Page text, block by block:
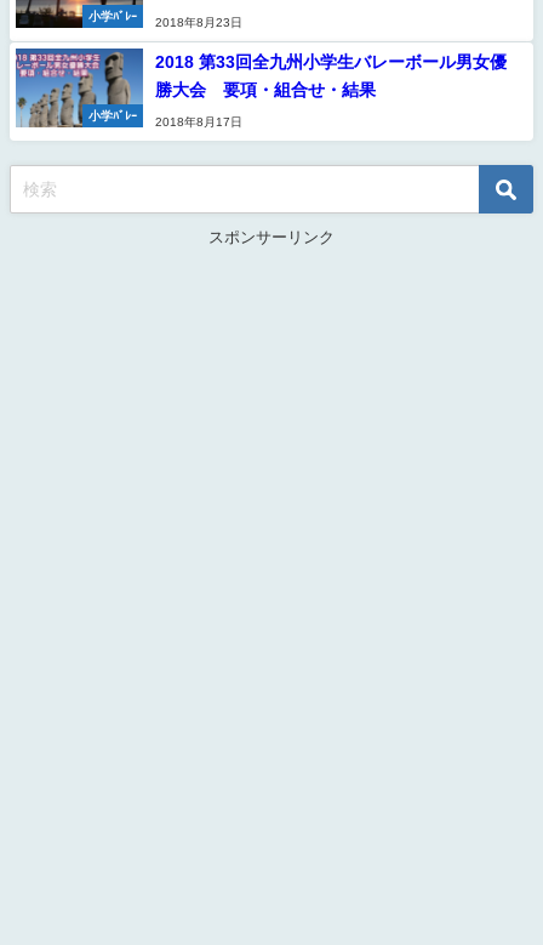
小学ﾊﾞﾚｰ
2018年8月23日
小学ﾊﾞﾚｰ
2018 第33回全九州小学生バレーボール男女優
勝大会 要項・組合せ・結果
2018年8月17日
スポンサーリンク